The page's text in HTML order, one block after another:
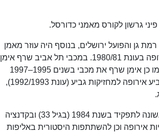
גן והפועל ירושלים, בנוסף היה עוזר מאמן
של המאמן היהודי-אמריקאי רודי ד'אמיקו בזכייה של מכבי תל אביב בגביע אירופה בעונת 1980/81. במכבי תל אביב שרף אימן
בין השנים 1983–1992 (למעט עונת 1987/1988 וחלק מעונת 1989/1990), וכמו כן אימן שרף את מכבי בשנים 1995–1997
וב-2008. שרף אימן גם באירופה, בקבוצה היוונית אריס סלוניקי, עימה זכה בגביע אירופה למחזיקות גביע (עונת 1992/1993),
שרף גם שימש כמאמן הנבחרת הלאומית של ישראל בכדורסל. הוא מונה לראשונה לתפקיד בשנת 1984 (בגיל 33) ובקדנציה
אליפויות אירופה וכן להשתתפות היסטורית באליפות